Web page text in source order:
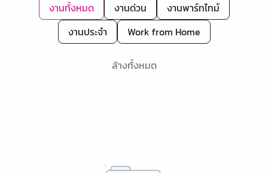
งานทั้งหมด งานด่วน
งานพาร์ทไทม์
งานประจำ
Work from Home
ล้างทั้งหมด